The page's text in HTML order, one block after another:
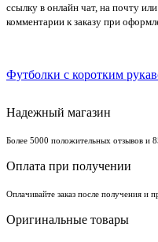
ссылку в онлайн чат, на почту
комментарии к заказу при
Футболки с коротким
Надежный магазин
Более 5000 положительных отзывов и
Оплата при получении
Оплачивайте заказ после получения и
Оригинальные товары